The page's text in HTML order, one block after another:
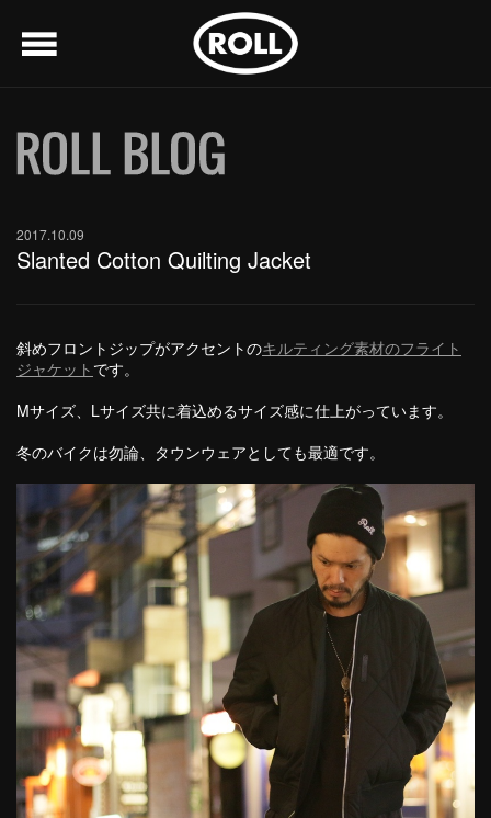
menu
2017.10.09
Slanted Cotton Quilting Jacket
斜めフロントジップがアクセントのキルティング素材のフライト
ジャケット です。
Mサイズ、Lサイズ共に着込めるサイズ感に仕上がっています。
冬のバイクは勿論、タウンウェアとしても最適です。